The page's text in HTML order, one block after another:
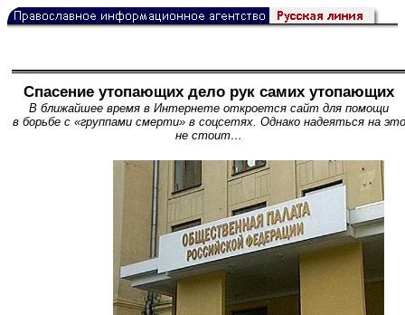
Спасение утопающих дело рук самих утопающих
В ближайшее время в Интернете откроется сайт для помощи
в борьбе с «группами смерти» в соцсетях. Однако надеяться на это
не стоит…